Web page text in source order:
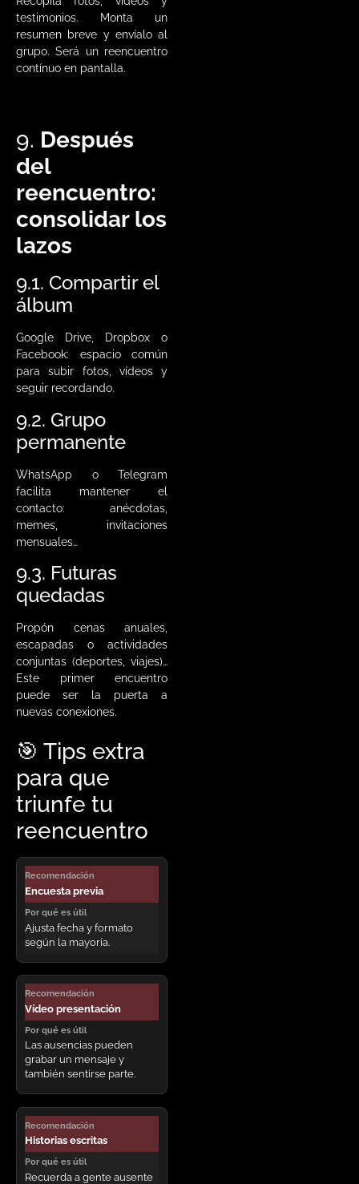
testimonios. Monta un
resumen breve y envíalo al
grupo. Será un reencuentro
contínuo en pantalla.
9. Después
del
reencuentro:
consolidar los
lazos
9.1. Compartir el
álbum
Google Drive, Dropbox o
Facebook: espacio común
para subir fotos, vídeos y
seguir recordando.
9.2. Grupo
permanente
WhatsApp o Telegram
facilita mantener el
contacto: anécdotas,
memes, invitaciones
mensuales…
9.3. Futuras
quedadas
Propón cenas anuales,
escapadas o actividades
conjuntas (deportes, viajes)…
Este primer encuentro
puede ser la puerta a
nuevas conexiones.
🎯 Tips extra
para que
triunfe tu
reencuentro
RECOMENDACIÓN
POR
QUÉ
ES
ÚTIL
Encuesta previa
Ajusta fecha y formato
según la mayoría.
Vídeo presentación
Las ausencias pueden
grabar un mensaje y
también sentirse parte.
Historias escritas
Recuerda a gente ausente